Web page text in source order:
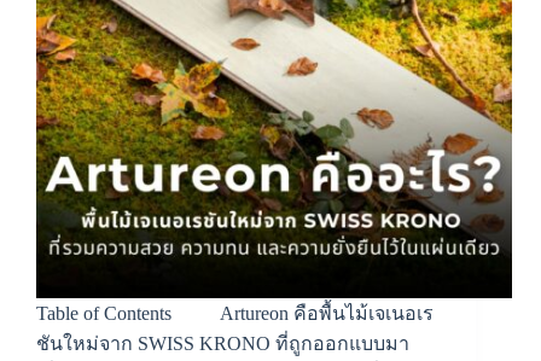
Table of Contents Artureon คือพื้นไม้เจเนอเร
ชันใหม่จาก SWISS KRONO ที่ถูกออกแบบมา